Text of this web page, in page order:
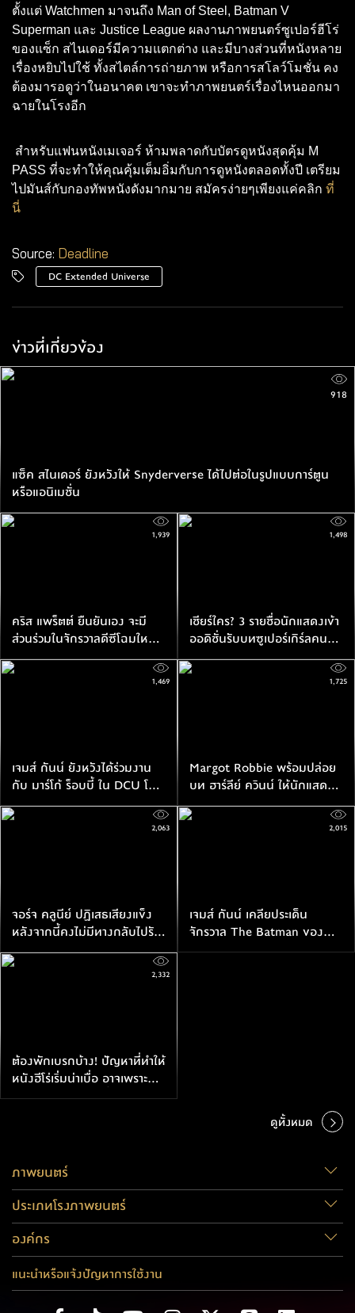
ตั้งแต่ Watchmen มาจนถึง Man of Steel, Batman V
Superman และ Justice League ผลงานภาพยนตร์ซูเปอร์ฮีโร่
ของแซ็ก สไนเดอร์มีความแตกต่าง และมีบางส่วนที่หนังหลาย
เรื่องหยิบไปใช้ ทั้งสไตล์การถ่ายภาพ หรือการสโลว์โมชั่น คง
ต้องมารอดูว่าในอนาคต เขาจะทำภาพยนตร์เรื่องไหนออกมา
ฉายในโรงอีก
สำหรับแฟนหนังเมเจอร์ ห้ามพลาดกับบัตรดูหนังสุดคุ้ม M
PASS ที่จะทำให้คุณคุ้มเต็มอิ่มกับการดูหนังตลอดทั้งปี เตรียม
ไปมันส์กับกองทัพหนังดังมากมาย สมัครง่ายๆเพียงแค่คลิก ที่
นี่
Source: Deadline
DC Extended Universe
ข่าวที่เกี่ยวข้อง
แซ็ค สไนเดอร์ ยังหวังให้ Snyderverse ได้ไปต่อในรูปแบบการ์ตูน
หรือแอนิเมชั่น
918
คริส แพร็ตต์ ยืนยันเอง จะมี
ส่วนร่วมในจักรวาลดีซีโฉมใหม่
พร้อมกับยังรับบท สตาร์ ลอร์ด
ต่อไป
1,939
เชียร์ใคร? 3 รายชื่อนักแสดงเข้า
ออดิชั่นรับบทซูเปอร์เกิร์ลคน
ใหม่ใน DCU
1,498
เจมส์ กันน์ ยังหวังได้ร่วมงาน
กับ มาร์โก้ ร็อบบี้ ใน DCU โฉม
ใหม่ ไม่ว่าจะเป็นในบทบาทไหน
ก็ตาม
1,469
Margot Robbie พร้อมปล่อย
บท ฮาร์ลีย์ ควินน์ ให้นักแสดง
คนอื่นได้ตีความใหม่
1,725
จอร์จ คลูนีย์ ปฏิเสธเสียงแข็ง
หลังจากนี้คงไม่มีทางกลับไปรับ
บท แบทแมน อีกต่อไปแล้ว
2,063
เจมส์ กันน์ เคลียประเด็น
จักรวาล The Batman ของ
แมตต์ รีฟ กับ DCU
2,015
ต้องพักเบรกบ้าง! ปัญหาที่ทำให้
หนังฮีโร่เริ่มน่าเบื่อ อาจเพราะ
เน้นตัวฮีโร่มากกว่าเนื้อหาหนัง
2,332
ดูทั้งหมด
ภาพยนตร์
ประเภทโรงภาพยนตร์
องค์กร
แนะนำหรือแจ้งปัญหาการใช้งาน